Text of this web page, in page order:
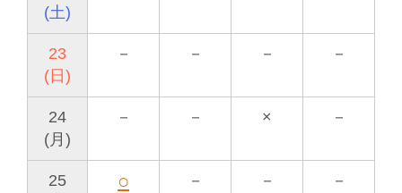
(土)
23
(日)
－ － － －
24
(月)
－ － × －
25
○ － － －